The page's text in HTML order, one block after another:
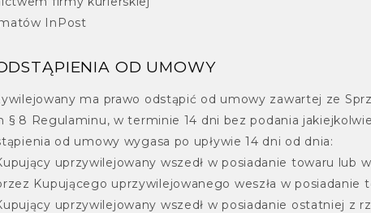
InPost
OD UMOWY
ma prawo odstąpić od umowy zawartej ze
§ 8 Regulaminu, w terminie 14 dni bez podania
od umowy wygasa po upływie 14 dni od dnia:
uprzywilejowany wszedł w posiadanie towaru lub
Kupującego uprzywilejowanego weszła w posiadanie
uprzywilejowany wszedł w posiadanie ostatniej z